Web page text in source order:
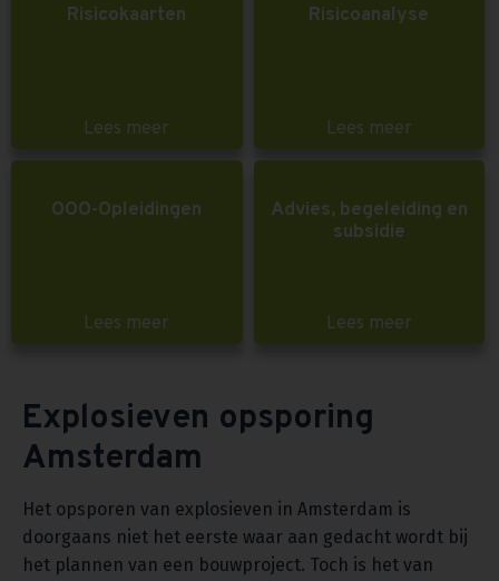
Risicokaarten
Lees meer
Risicoanalyse
Lees meer
OOO-Opleidingen
Lees meer
Advies, begeleiding en
subsidie
Lees meer
Explosieven opsporing
Amsterdam
Het opsporen van explosieven in Amsterdam is
doorgaans niet het eerste waar aan gedacht wordt bij
het plannen van een bouwproject. Toch is het van